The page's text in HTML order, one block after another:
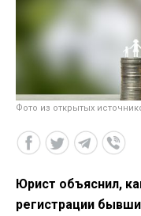
Фото из открытых
Юрист объяснил,
регистрации